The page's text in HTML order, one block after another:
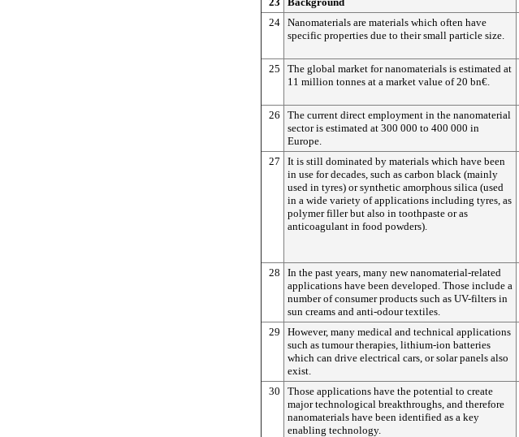
24 Nanomaterials are materials which often have
specific properties due to their small particle size.
25
The global market for nanomaterials is estimated at
11 million tonnes at a market value of 20 bn€.
26
The current direct employment in the nanomaterial
sector is estimated at 300 000 to 400 000 in
Europe.
27
It is still dominated by materials which have been
in use for decades, such as carbon black (mainly
used in tyres) or synthetic amorphous silica (used
in a wide variety of applications including tyres, as
polymer filler but also in toothpaste or as
anticoagulant in food powders).
28
In the past years, many new nanomaterial-related
applications have been developed. Those include a
number of consumer products such as UV-filters in
sun creams and anti-odour textiles.
29
However, many medical and technical applications
such as tumour therapies, lithium-ion batteries
which can drive electrical cars, or solar panels also
exist.
30
Those applications have the potential to create
major technological breakthroughs, and therefore
nanomaterials have been identified as a key
enabling technology.